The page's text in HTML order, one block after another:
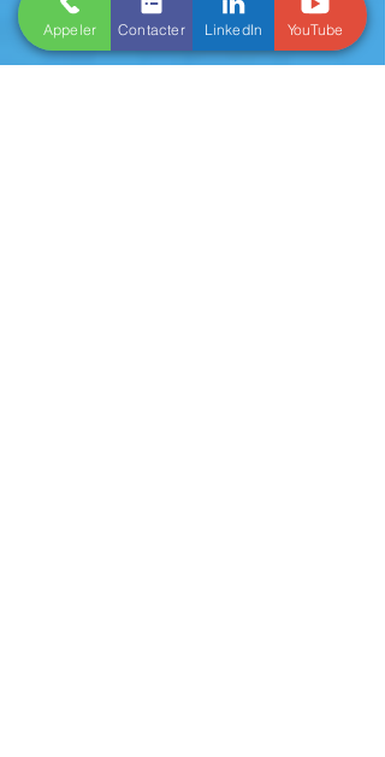
Appeler Contacter LinkedIn YouTube